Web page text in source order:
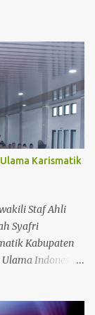
Karismatik
Staf Ahli
Syafri
Kabupaten
Indonesia
narasumber,